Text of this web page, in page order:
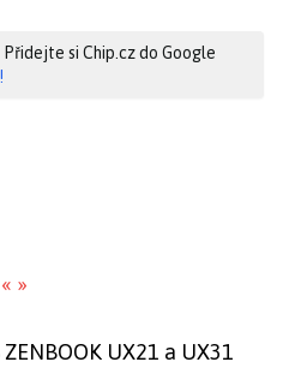
si Chip.cz do Google
« »
UX21 a UX31